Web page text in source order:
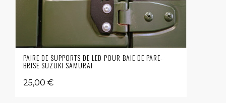
PAIRE DE SUPPORTS DE LED POUR BAIE DE PARE-
BRISE SUZUKI SAMURAI
25,00 €